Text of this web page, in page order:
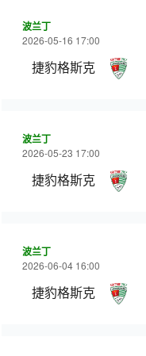
波兰丁
2026-05-16 17:00
捷豹格斯克
波兰丁
2026-05-23 17:00
捷豹格斯克
波兰丁
2026-06-04 16:00
捷豹格斯克